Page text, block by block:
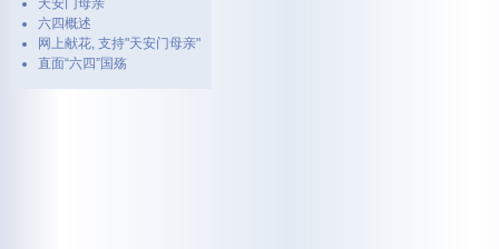
天安门母亲
六四概述
网上献花, 支持"天安门母亲"
直面“六四”国殇